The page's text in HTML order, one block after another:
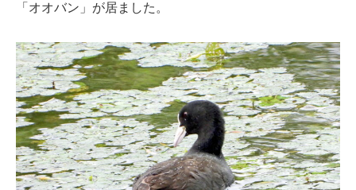
「オオバン」が居ました。